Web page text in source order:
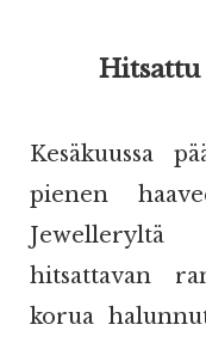
Hitsattu
Kesäkuussa
pienen
Jewelleryltä
hitsattavan
korua